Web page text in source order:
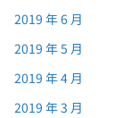
2019 年 6 月
2019 年 5 月
2019 年 4 月
2019 年 3 月